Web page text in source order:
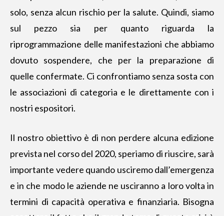
solo, senza alcun rischio per la salute. Quindi, siamo
sul pezzo sia per quanto riguarda la
riprogrammazione delle manifestazioni che abbiamo
dovuto sospendere, che per la preparazione di
quelle confermate. Ci confrontiamo senza sosta con
le associazioni di categoria e le direttamente con i
nostri espositori.
Il nostro obiettivo è di non perdere alcuna edizione
prevista nel corso del 2020, speriamo di riuscire, sarà
importante vedere quando usciremo dall’emergenza
e in che modo le aziende ne usciranno a loro volta in
termini di capacità operativa e finanziaria. Bisogna